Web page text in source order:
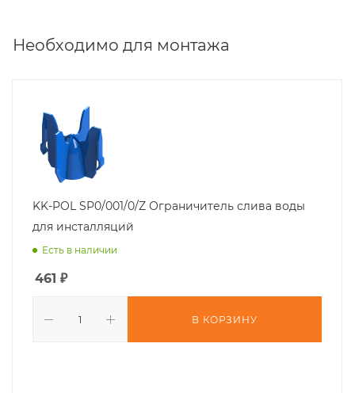
Необходимо для монтажа
KK-POL SP0/001/0/Z Ограничитель слива воды
для инсталляций
Есть в наличии
461 ₽
В КОРЗИНУ